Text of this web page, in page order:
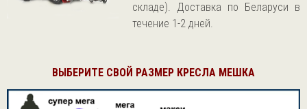
складе). Доставка по Беларуси в
течение 1-2 дней.
ВЫБЕРИТЕ СВОЙ РАЗМЕР КРЕСЛА МЕШКА